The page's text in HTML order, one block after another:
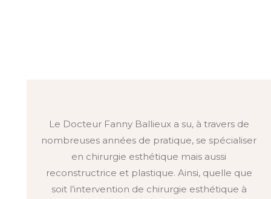
Le Docteur Fanny Ballieux a su, à travers de
nombreuses années de pratique, se spécialiser
en chirurgie esthétique mais aussi
reconstructrice et plastique. Ainsi, quelle que
soit l’intervention de chirurgie esthétique à